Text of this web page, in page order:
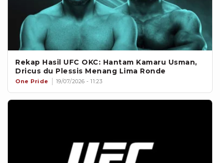
Rekap Hasil UFC OKC: Hantam Kamaru Usman,
Dricus du Plessis Menang Lima Ronde
One Pride 19/07/2026 - 11:23